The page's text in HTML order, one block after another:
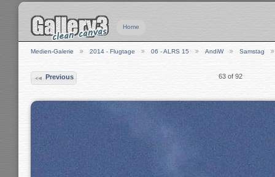
Home
Medien-Galerie 2014 - Flugtage 06 - ALRS 15 AndiW Samstag
Previous 63 of 92